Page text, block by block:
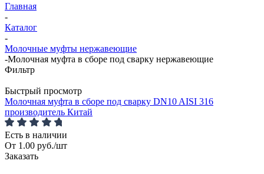
Главная
-
Каталог
-
Молочные муфты нержавеющие
-Молочная муфта в сборе под сварку нержавеющие
Фильтр
Быстрый просмотр
Молочная муфта в сборе под сварку DN10 AISI 316
производитель Китай
Есть в наличии
От 1.00 руб./шт
Заказать